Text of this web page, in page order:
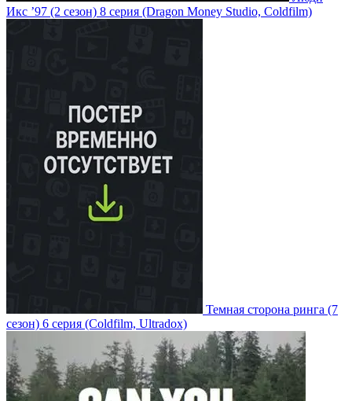
Икс ’97 (2 сезон) 8 серия (Dragon Money Studio, Coldfilm)
Темная сторона ринга (7
сезон) 6 серия (Coldfilm, Ultradox)